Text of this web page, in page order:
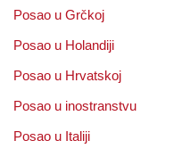
Posao u Grčkoj
Posao u Holandiji
Posao u Hrvatskoj
Posao u inostranstvu
Posao u Italiji